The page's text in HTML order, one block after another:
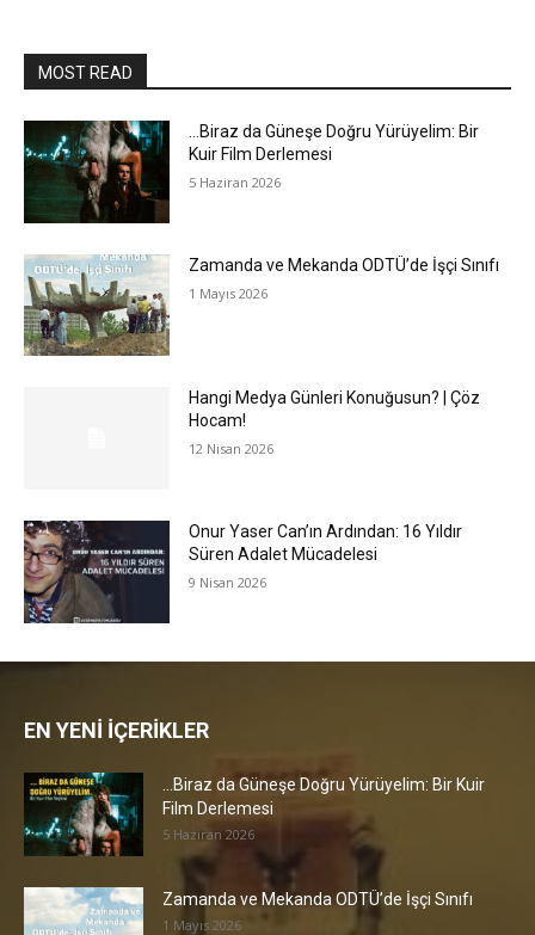
MOST READ
…Biraz da Güneşe Doğru Yürüyelim: Bir
Kuir Film Derlemesi
5 Haziran 2026
Zamanda ve Mekanda ODTÜ’de İşçi Sınıfı
1 Mayıs 2026
Hangi Medya Günleri Konuğusun? | Çöz
Hocam!
12 Nisan 2026
Onur Yaser Can’ın Ardından: 16 Yıldır
Süren Adalet Mücadelesi
9 Nisan 2026
EN YENİ İÇERİKLER
…Biraz da Güneşe Doğru Yürüyelim: Bir Kuir
Film Derlemesi
5 Haziran 2026
Zamanda ve Mekanda ODTÜ’de İşçi Sınıfı
1 Mayıs 2026